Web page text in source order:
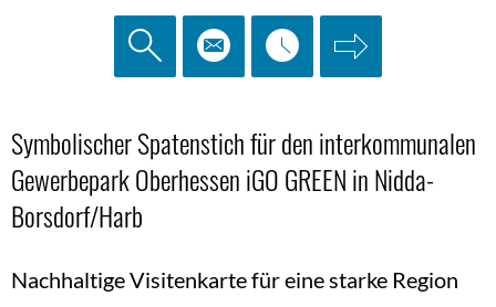
Symbolischer Spatenstich für den interkommunalen
Gewerbepark Oberhessen iGO GREEN in Nidda-
Borsdorf/Harb
Nachhaltige Visitenkarte für eine starke Region